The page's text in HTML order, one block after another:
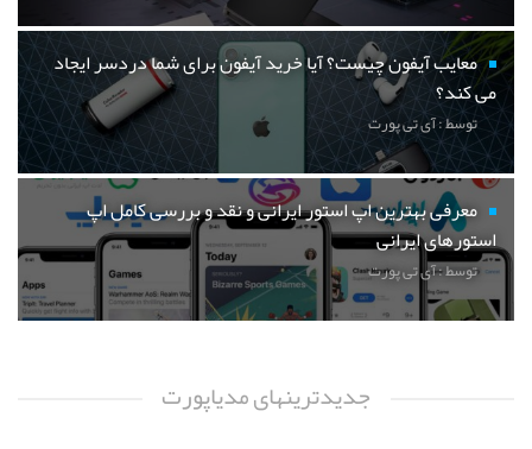
معایب آیفون چیست؟ آیا خرید آیفون برای شما دردسر ایجاد
می کند؟
توسط : آی تی پورت
معرفی بهترین اپ استور ایرانی و نقد و بررسی کامل اپ
استورهای ایرانی
توسط : آی تی پورت
جدیدترینهای مدیاپورت